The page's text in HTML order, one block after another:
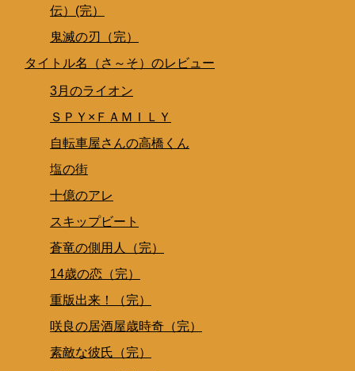
伝）(完）
鬼滅の刃（完）
タイトル名（さ～そ）のレビュー
3月のライオン
ＳＰＹ×ＦＡＭＩＬＹ
自転車屋さんの高橋くん
塩の街
十億のアレ
スキップビート
蒼竜の側用人（完）
14歳の恋（完）
重版出来！（完）
咲良の居酒屋歳時奇（完）
素敵な彼氏（完）